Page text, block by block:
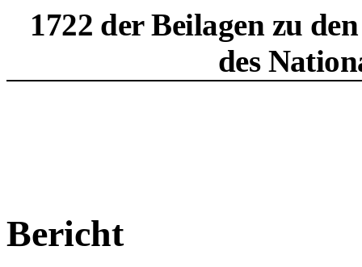
1722 der Beilagen zu
des
Bericht